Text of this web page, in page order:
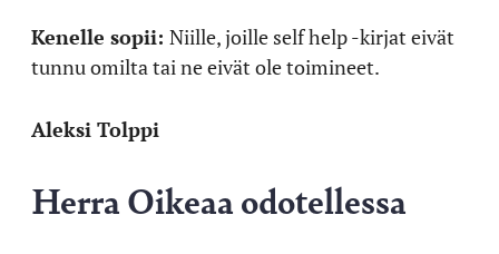
Kenelle sopii: Niille, joille self help -kirjat eivät
tunnu omilta tai ne eivät ole toimineet.
Aleksi Tolppi
Herra Oikeaa odotellessa